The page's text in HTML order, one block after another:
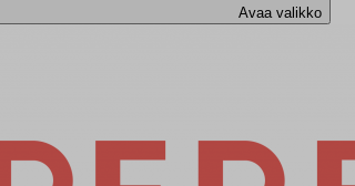
Avaa valikko